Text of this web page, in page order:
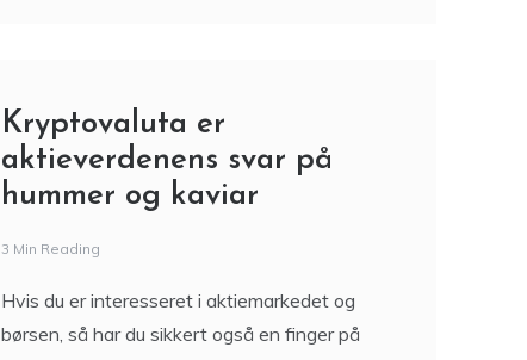
børsen, så har du sikkert også en finger på
pulsen, når det kommer til kryptovaluta. Bitcoin
var den
Livet som food truck’er i